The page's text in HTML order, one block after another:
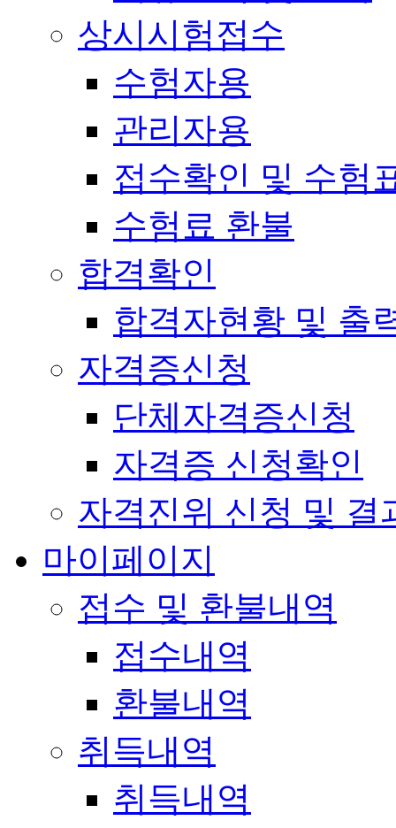
상시시험접수
수험자용
관리자용
접수확인 및 수험
수험료 환불
합격확인
합격자현황 및 출
자격증신청
단체자격증신청
자격증 신청확인
자격진위 신청 및 결
마이페이지
접수 및 환불내역
접수내역
환불내역
취득내역
취득내역